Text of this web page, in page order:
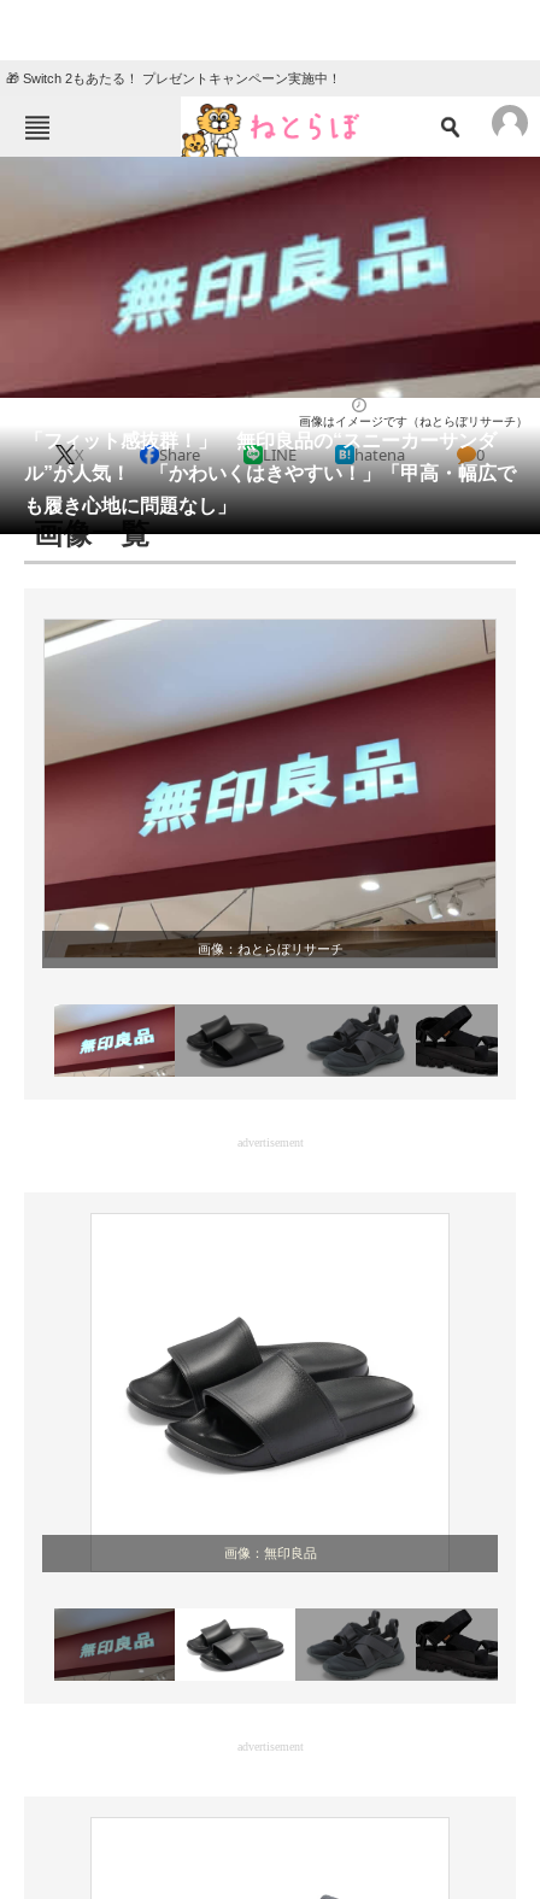
🎁 Switch 2もあたる！ プレゼントキャンペーン実施中！
エンタメ クイズ
地域
動物 リサーチ
会員記事
メディア
注目記事を集めた総合ページ
スマホと通信の最新トレンド
好きが集まる 比べて選べる
ビジネスと働き方のヒント
企業ITのトレンドを詳説
経営リーダーのコミュニティ
マーケ×ITの今がよく分かる
ITエンジニア向け専門サイト
製造業のIT導入・活用を支援
エレクトロニクス専門サイト
電子設計の基本と応用
エネルギーの専門メディア
建設×テクノロジーの最前線
「フィット感抜群！」 無印良品の“スニーカーサンダ
ル”が人気！ 「かわいくはきやすい！」「甲高・幅広で
も履き心地に問題なし」
画像はイメージです（ねとらぼリサーチ）
X Share LINE hatena 0
画像一覧
画像：ねとらぼリサーチ
advertisement
画像：無印良品
advertisement